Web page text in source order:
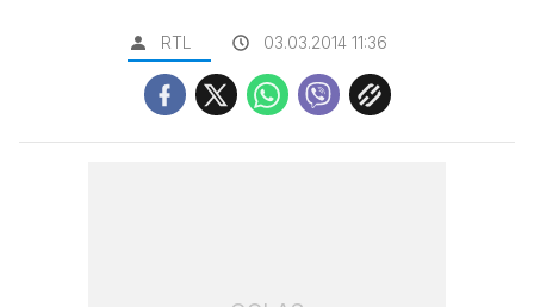
RTL 03.03.2014 11:36